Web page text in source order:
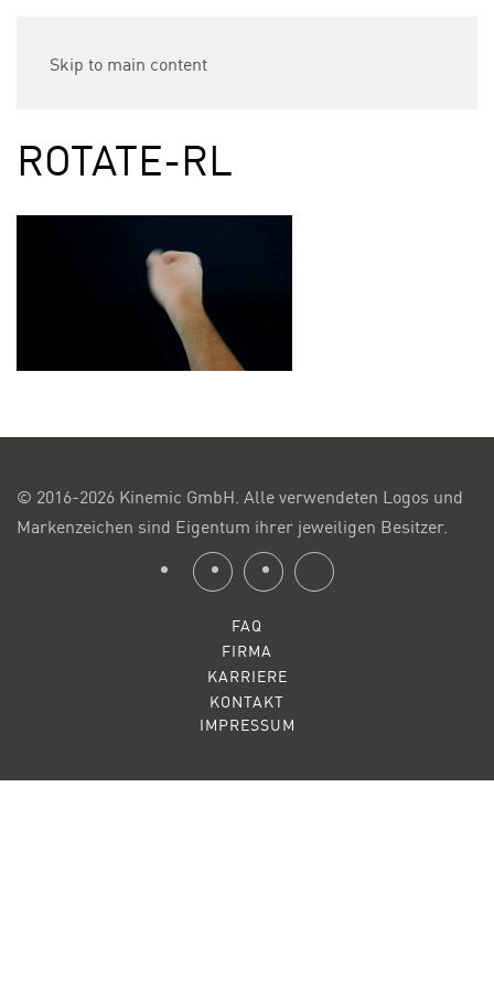
Skip to main content
ROTATE-RL
© 2016-2026 Kinemic GmbH. Alle verwendeten Logos und
Markenzeichen sind Eigentum ihrer jeweiligen Besitzer.
FAQ
FIRMA
KARRIERE
KONTAKT
IMPRESSUM